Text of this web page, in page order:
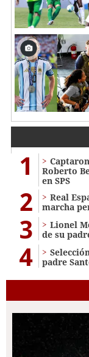
1
Roberto
en SPS
2
Real
marcha
3
Lionel
de su
4
padre